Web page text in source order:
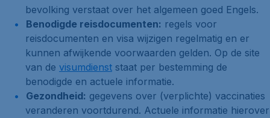
bevolking verstaat over het algemeen goed Engels.
Benodigde reisdocumenten: regels voor
reisdocumenten en visa wijzigen regelmatig en er
kunnen afwijkende voorwaarden gelden. Op de site
van de visumdienst staat per bestemming de
benodigde en actuele informatie.
Gezondheid: gegevens over (verplichte) vaccinaties
veranderen voortdurend. Actuele informatie hierover